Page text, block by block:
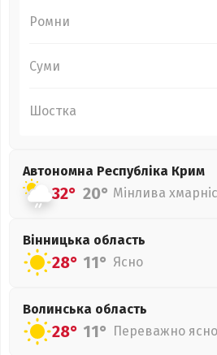
Ромни
Суми
Шостка
Автономна Республіка Крим
32° 20° Мінлива
Вінницька область
28° 11° Ясно
Волинська область
28° 11° Переважно ясно